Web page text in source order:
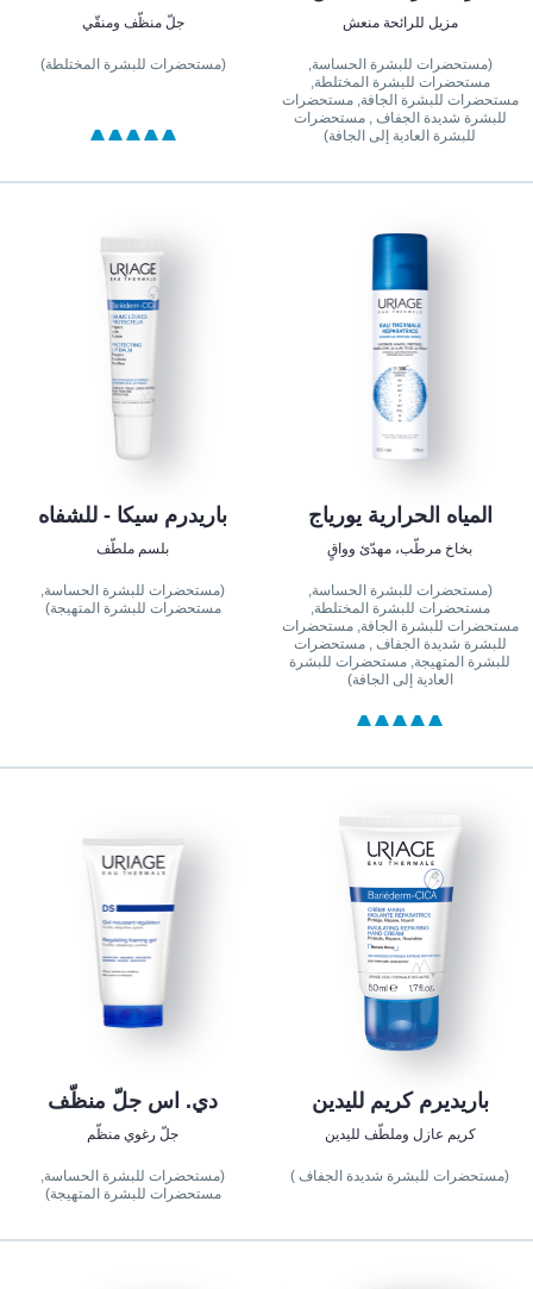
مزيل للرائحة منعش
(مستحضرات للبشرة الحساسة,
مستحضرات للبشرة المختلطة,
مستحضرات للبشرة الجافة, مستحضرات
للبشرة شديدة الجفاف , مستحضرات
للبشرة العادية إلى الجافة)
جلّ منظّف ومنقّي
(مستحضرات للبشرة المختلطة)
المياه الحرارية يورياج
بخاخ مرطّب، مهدّئ وواقٍ
(مستحضرات للبشرة الحساسة,
مستحضرات للبشرة المختلطة,
مستحضرات للبشرة الجافة, مستحضرات
للبشرة شديدة الجفاف , مستحضرات
للبشرة المتهيجة, مستحضرات للبشرة
العادية إلى الجافة)
باريدرم سيكا - للشفاه
بلسم ملطّف
(مستحضرات للبشرة الحساسة,
مستحضرات للبشرة المتهيجة)
باريديرم كريم لليدين
كريم عازل وملطّف لليدين
(مستحضرات للبشرة شديدة الجفاف )
دي. اس جلّ منظّف
جلّ رغوي منظّم
(مستحضرات للبشرة الحساسة,
مستحضرات للبشرة المتهيجة)